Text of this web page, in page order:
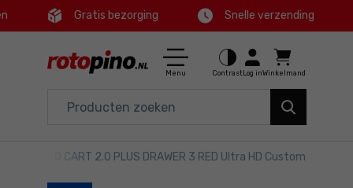
Ctrl
Hoofdmenu
Productinformatie
Bestel
Gratis bezorging Snelle verzending
Menu Contrast Log inWinkelmand
Huis en tuin
PRO CART 2.0 PLUS DRAWER 3 RED Ultra HD Custom